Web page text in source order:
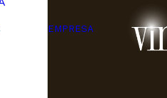
EMPRESA